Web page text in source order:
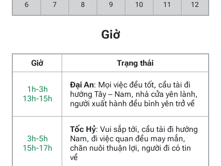
6 7 8 9 10 11 12
Giờ
Giờ Trạng thái
1h-3h
13h-15h
Đại An: Mọi việc đều tốt, cầu tài đi
hướng Tây – Nam, nhà cửa yên lành,
người xuất hành đều bình yên trở về
3h-5h
15h-17h
Tốc Hỷ: Vui sắp tới, cầu tài đi hướng
Nam, đi việc quan đều may mắn,
chăn nuôi thuận lợi, người đi có tin
về